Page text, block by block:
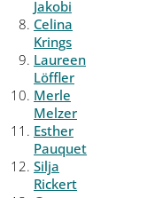
Jakobi
Celina
Krings
Laureen
Löffler
Merle
Melzer
Esther
Pauquet
Silja
Rickert